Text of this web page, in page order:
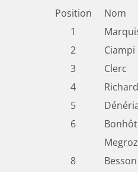
Position Nom
1
2
Ciampi
3
Clerc
4
Richard
5
6
Megroz
8
Besson